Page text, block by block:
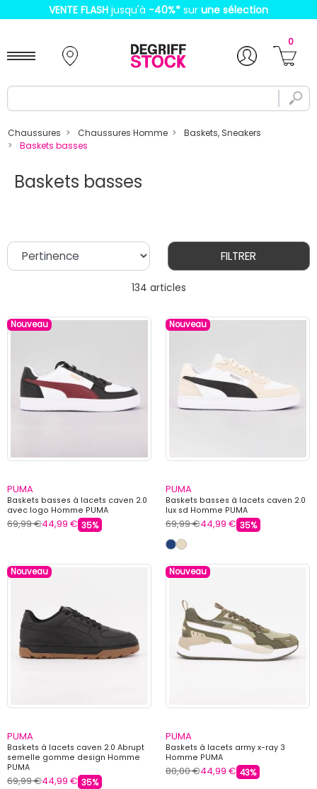
VENTE FLASH jusqu'à -40%* sur une sélection
0
Chaussures Chaussures Homme
Baskets, Sneakers
Baskets basses
Baskets basses
134 articles
FILTRER
Nouveau
PUMA
Baskets basses à lacets caven 2.0
avec logo Homme PUMA
69,99 €44,99 € 35%
Nouveau
PUMA
Baskets basses à lacets caven 2.0
lux sd Homme PUMA
69,99 €44,99 € 35%
Nouveau
PUMA
Baskets à lacets caven 2.0 Abrupt
semelle gomme design Homme
PUMA
69,99 €44,99 € 35%
Nouveau
PUMA
Baskets à lacets army x-ray 3
Homme PUMA
80,00 €44,99 € 43%